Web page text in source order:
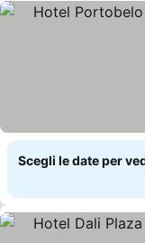
Scegli le date per